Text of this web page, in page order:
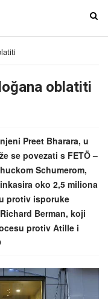
T
e
g
t
oblatiti
Preet Bharara, u
se povezati s FETÖ –
Schumerom,
oko 2,5 miliona
protiv isporuke
Berman, koji
protiv Atille i